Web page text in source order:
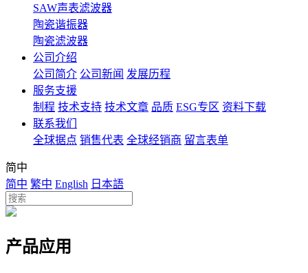
SAW声表滤波器
陶瓷谐振器
陶瓷滤波器
公司介绍
公司简介 公司新闻 发展历程
服务支援
制程 技术支持 技术文章 品质 ESG专区 资料下载
联系我们
全球据点 销售代表 全球经销商 留言表单
简中
简中 繁中 English 日本語
产品应用